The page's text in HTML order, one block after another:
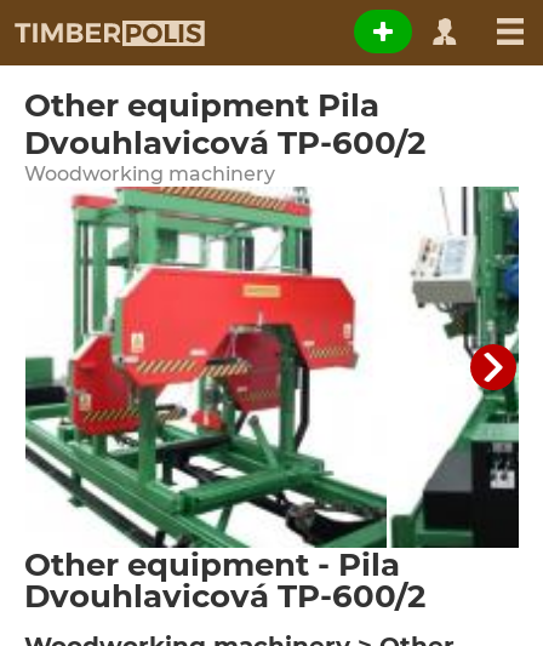
Other equipment Pila
Dvouhlavicová TP-600/2
Woodworking machinery
Other equipment - Pila
Dvouhlavicová TP-600/2